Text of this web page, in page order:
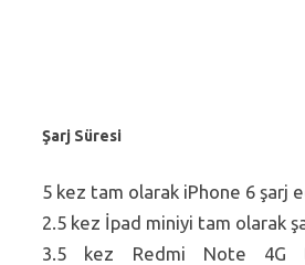
Şarj Süresi
5 kez tam olarak iPhone 6 şarj
2.5 kez İpad miniyi tam olarak
3.5 kez Redmi Note 4G